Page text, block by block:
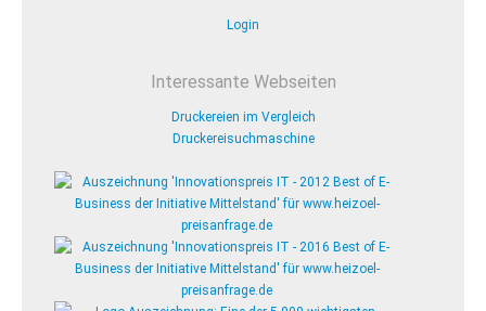
Login
Interessante Webseiten
Druckereien im Vergleich
Druckereisuchmaschine